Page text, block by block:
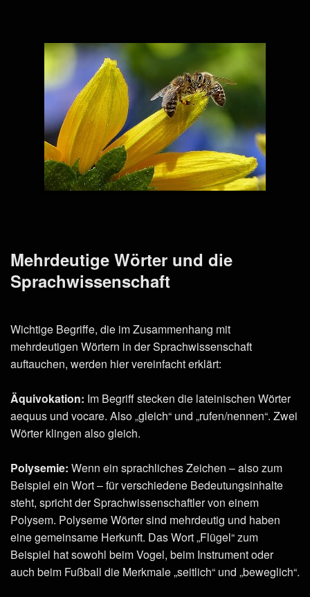
Mehrdeutige Wörter und die
Sprachwissenschaft
Wichtige Begriffe, die im Zusammenhang mit
mehrdeutigen Wörtern in der Sprachwissenschaft
auftauchen, werden hier vereinfacht erklärt:
Äquivokation: Im Begriff stecken die lateinischen Wörter
aequus und vocare. Also „gleich“ und „rufen/nennen“. Zwei
Wörter klingen also gleich.
Polysemie: Wenn ein sprachliches Zeichen – also zum
Beispiel ein Wort – für verschiedene Bedeutungsinhalte
steht, spricht der Sprachwissenschaftler von einem
Polysem. Polyseme Wörter sind mehrdeutig und haben
eine gemeinsame Herkunft. Das Wort „Flügel“ zum
Beispiel hat sowohl beim Vogel, beim Instrument oder
auch beim Fußball die Merkmale „seitlich“ und „beweglich“.